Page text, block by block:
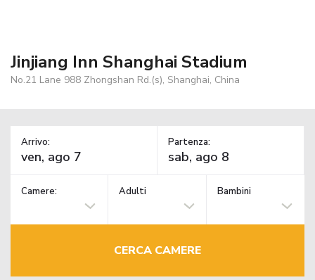
Jinjiang Inn Shanghai Stadium
No.21 Lane 988 Zhongshan Rd.(s), Shanghai, China
Arrivo: Partenza:
Camere: Adulti Bambini
CERCA CAMERE